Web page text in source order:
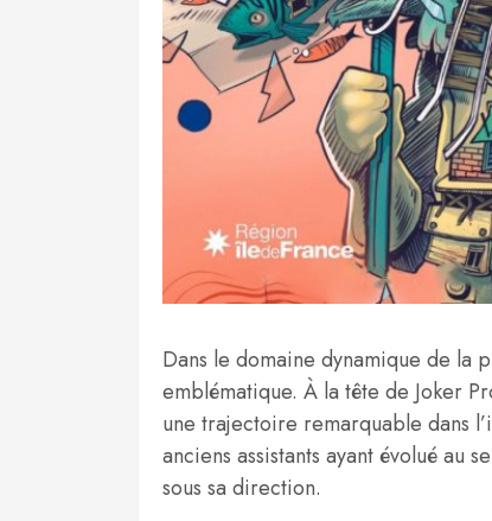
Dans le domaine dynamique de la
emblématique. À la tête de Joker
une trajectoire remarquable dans
anciens assistants ayant évolué au
sous sa direction.